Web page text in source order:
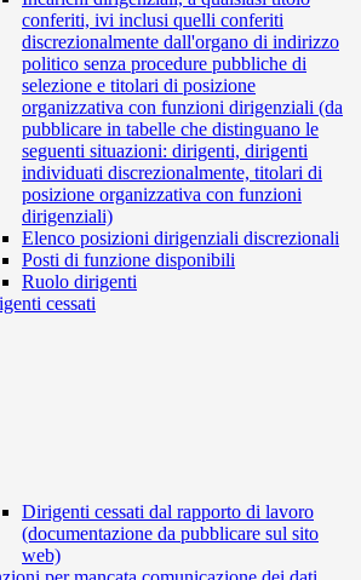
conferiti, ivi inclusi quelli conferiti
discrezionalmente dall'organo di indirizzo
politico senza procedure pubbliche di
selezione e titolari di posizione
organizzativa con funzioni dirigenziali (da
pubblicare in tabelle che distinguano le
seguenti situazioni: dirigenti, dirigenti
individuati discrezionalmente, titolari di
posizione organizzativa con funzioni
dirigenziali)
Elenco posizioni dirigenziali discrezionali
Posti di funzione disponibili
Ruolo dirigenti
cessati
Dirigenti cessati dal rapporto di lavoro
(documentazione da pubblicare sul sito
web)